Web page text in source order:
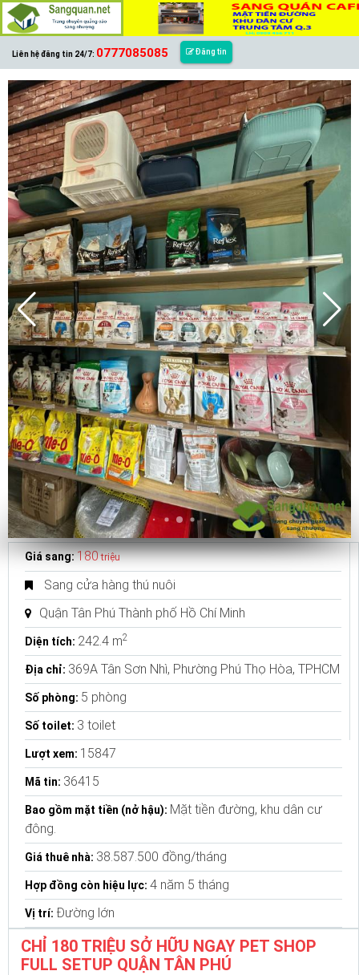
Liên hệ đăng tin 24/7: 0777085085 Đăng tin
Giá sang:180triệu
Sang cửa hàng thú nuôi
Quận Tân Phú Thành phố Hồ Chí Minh
Diện tích: 242.4 m2
Địa chỉ: 369A Tân Sơn Nhì, Phường Phú Thọ Hòa, TPHCM
Số phòng: 5 phòng
Số toilet: 3 toilet
Lượt xem: 15847
Mã tin: 36415
Bao gồm mặt tiền (nở hậu): Mặt tiền đường, khu dân cư
đông.
Giá thuê nhà: 38.587.500 đồng/tháng
Hợp đồng còn hiệu lực: 4 năm 5 tháng
Vị trí: Đường lớn
CHỈ 180 TRIỆU SỞ HỮU NGAY PET SHOP
FULL SETUP QUẬN TÂN PHÚ